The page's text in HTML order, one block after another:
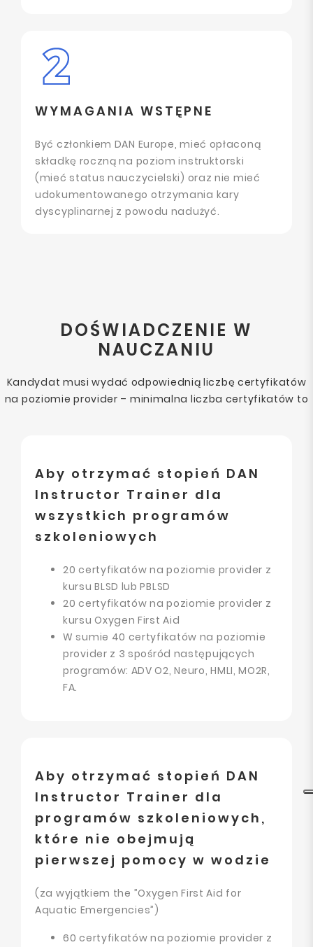
WYMAGANIA WSTĘPNE
Być członkiem DAN Europe, mieć opłaconą
składkę roczną na poziom instruktorski
(mieć status nauczycielski) oraz nie mieć
udokumentowanego otrzymania kary
dyscyplinarnej z powodu nadużyć.
DOŚWIADCZENIE W
NAUCZANIU
Kandydat musi wydać odpowiednią liczbę certyfikatów
na poziomie provider – minimalna liczba certyfikatów to
Aby otrzymać stopień DAN
Instructor Trainer dla
wszystkich programów
szkoleniowych
20 certyfikatów na poziomie provider z
kursu BLSD lub PBLSD
20 certyfikatów na poziomie provider z
kursu Oxygen First Aid
W sumie 40 certyfikatów na poziomie
provider z 3 spośród następujących
programów: ADV O2, Neuro, HMLI, MO2R,
FA.
Aby otrzymać stopień DAN
Instructor Trainer dla
programów szkoleniowych,
które nie obejmują
pierwszej pomocy w wodzie
(za wyjątkiem the ”Oxygen First Aid for
Aquatic Emergencies”)
60 certyfikatów na poziomie provider z